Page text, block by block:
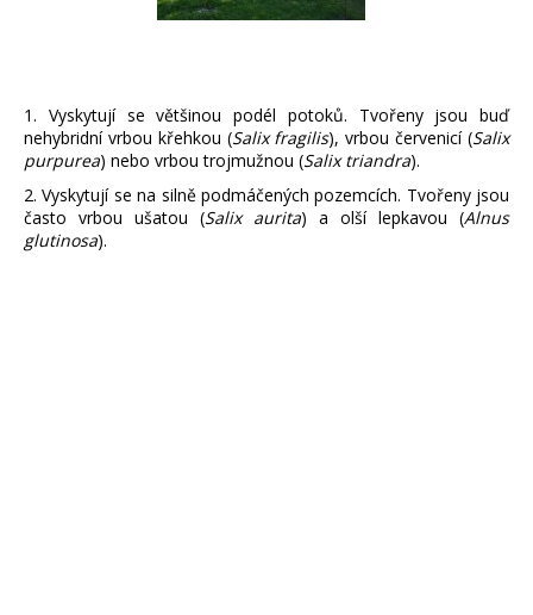
1. Vyskytují se většinou podél potoků. Tvořeny jsou buď
nehybridní vrbou křehkou (Salix fragilis), vrbou červenicí (Salix
purpurea) nebo vrbou trojmužnou (Salix triandra).
2. Vyskytují se na silně podmáčených pozemcích. Tvořeny jsou
často vrbou ušatou (Salix aurita) a olší lepkavou (Alnus
glutinosa).